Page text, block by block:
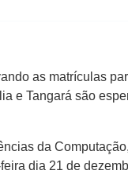
as matrículas
e Tangará são
da
dia 21 de